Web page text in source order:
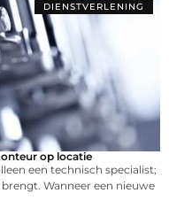
DIENSTVERLENING
op locatie
een technisch specialist;
Wanneer een nieuwe